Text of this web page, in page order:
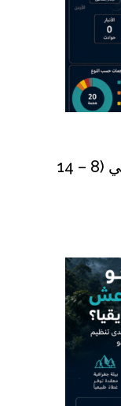
داعش في العراق | الرصد الأسبوعي (8 – 14